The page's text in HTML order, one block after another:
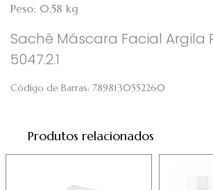
Peso: 0.58 kg
Sachê Máscara Facial Argila
5047.2.1
Código de Barras: 7898130552260
Produtos relacionados